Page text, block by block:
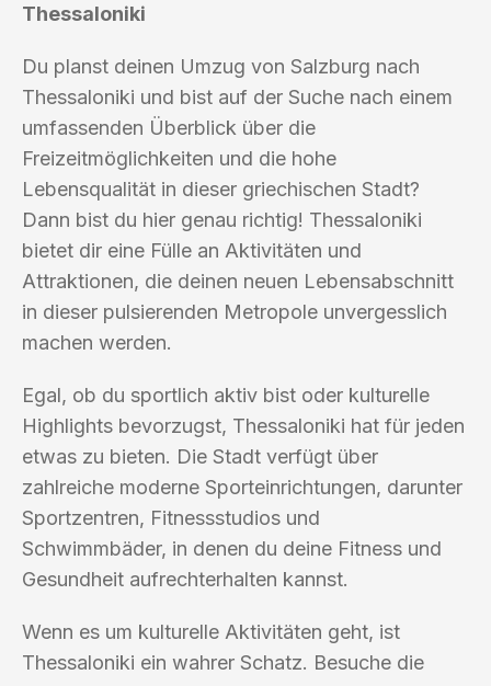
Thessaloniki
Du planst deinen Umzug von Salzburg nach
Thessaloniki und bist auf der Suche nach einem
umfassenden Überblick über die
Freizeitmöglichkeiten und die hohe
Lebensqualität in dieser griechischen Stadt?
Dann bist du hier genau richtig! Thessaloniki
bietet dir eine Fülle an Aktivitäten und
Attraktionen, die deinen neuen Lebensabschnitt
in dieser pulsierenden Metropole unvergesslich
machen werden.
Egal, ob du sportlich aktiv bist oder kulturelle
Highlights bevorzugst, Thessaloniki hat für jeden
etwas zu bieten. Die Stadt verfügt über
zahlreiche moderne Sporteinrichtungen, darunter
Sportzentren, Fitnessstudios und
Schwimmbäder, in denen du deine Fitness und
Gesundheit aufrechterhalten kannst.
Wenn es um kulturelle Aktivitäten geht, ist
Thessaloniki ein wahrer Schatz. Besuche die